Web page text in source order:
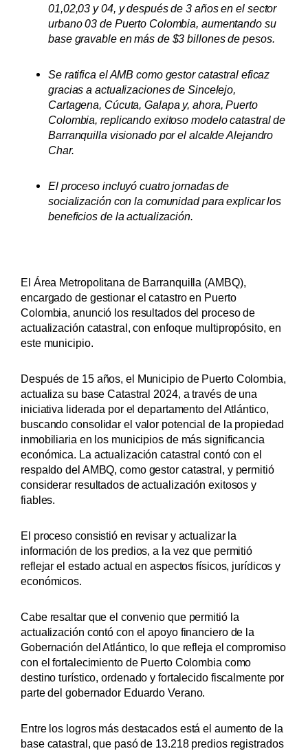
01,02,03 y 04, y después de 3 años en el sector
urbano 03 de Puerto Colombia, aumentando su
base gravable en más de $3 billones de pesos.
Se ratifica el AMB como gestor catastral eficaz
gracias a actualizaciones de Sincelejo,
Cartagena, Cúcuta, Galapa y, ahora, Puerto
Colombia, replicando exitoso modelo catastral de
Barranquilla visionado por el alcalde Alejandro
Char.
El proceso incluyó cuatro jornadas de
socialización con la comunidad para explicar los
beneficios de la actualización.
El Área Metropolitana de Barranquilla (AMBQ),
encargado de gestionar el catastro en Puerto
Colombia, anunció los resultados del proceso de
actualización catastral, con enfoque multipropósito, en
este municipio.
Después de 15 años, el Municipio de Puerto Colombia,
actualiza su base Catastral 2024, a través de una
iniciativa liderada por el departamento del Atlántico,
buscando consolidar el valor potencial de la propiedad
inmobiliaria en los municipios de más significancia
económica. La actualización catastral contó con el
respaldo del AMBQ, como gestor catastral, y permitió
considerar resultados de actualización exitosos y
fiables.
El proceso consistió en revisar y actualizar la
información de los predios, a la vez que permitió
reflejar el estado actual en aspectos físicos, jurídicos y
económicos.
Cabe resaltar que el convenio que permitió la
actualización contó con el apoyo financiero de la
Gobernación del Atlántico, lo que refleja el compromiso
con el fortalecimiento de Puerto Colombia como
destino turístico, ordenado y fortalecido fiscalmente por
parte del gobernador Eduardo Verano.
Entre los logros más destacados está el aumento de la
base catastral, que pasó de 13.218 predios registrados